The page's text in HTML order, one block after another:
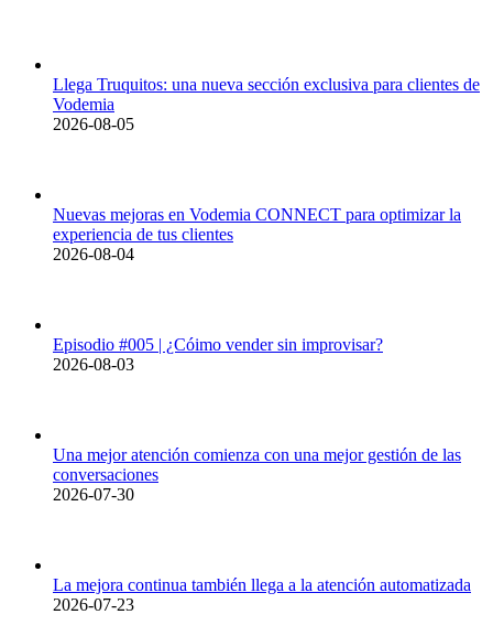
Llega Truquitos: una nueva sección exclusiva para clientes de
Vodemia
2026-08-05
Nuevas mejoras en Vodemia CONNECT para optimizar la
experiencia de tus clientes
2026-08-04
Episodio #005 | ¿Cóimo vender sin improvisar?
2026-08-03
Una mejor atención comienza con una mejor gestión de las
conversaciones
2026-07-30
La mejora continua también llega a la atención automatizada
2026-07-23